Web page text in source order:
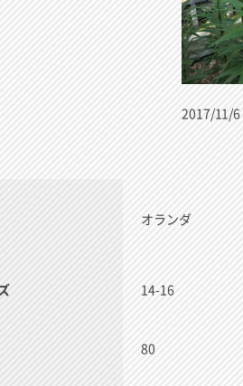
2017/11/6
オランダ
14-16
80